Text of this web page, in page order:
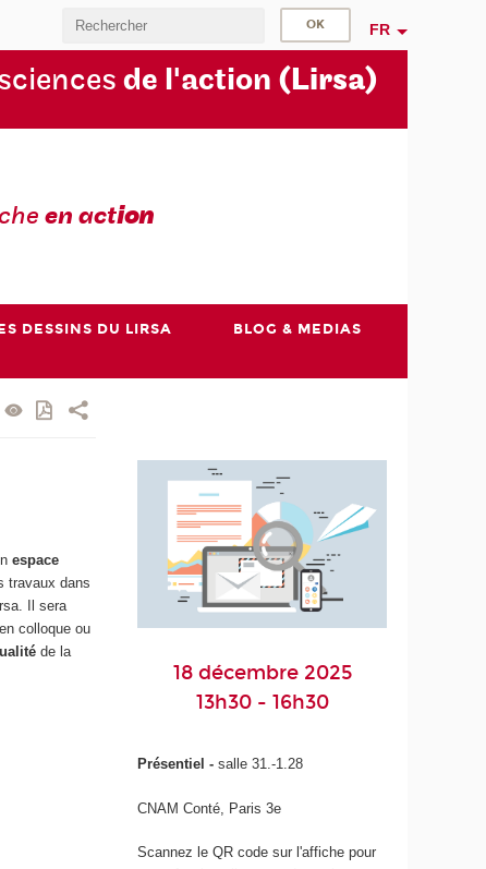
FR
de l'action (Lirsa)
en action
DESSINS DU LIRSA BLOG & MEDIAS
espace
travaux dans
Il sera
colloque ou
de la
18 décembre 2025
13h30 - 16h30
Présentiel -salle 31.-1.28
CNAM Conté, Paris 3e
Scannez le QR code sur l'affiche pour